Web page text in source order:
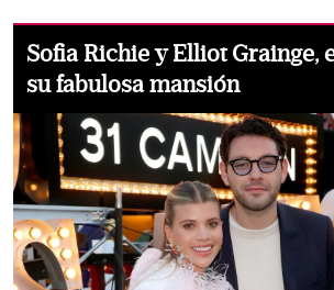
Sofia Richie y Elliot Grainge,
su fabulosa mansión